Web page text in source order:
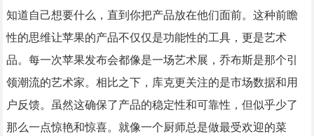
知道自己想要什么，直到你把产品放在他们面前。这种前瞻
性的思维让苹果的产品不仅仅是功能性的工具，更是艺术
品。每一次苹果发布会都像是一场艺术展，乔布斯是那个引
领潮流的艺术家。相比之下，库克更关注的是市场数据和用
户反馈。虽然这确保了产品的稳定性和可靠性，但似乎少了
那么一点惊艳和惊喜。就像一个厨师总是做最受欢迎的菜